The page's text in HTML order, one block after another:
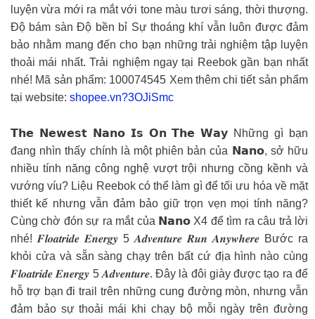
luyện vừa mới ra mắt với tone màu tươi sáng, thời thượng.
Độ bám sàn Độ bền bỉ Sự thoáng khí vẫn luôn được đảm
bảo nhằm mang đến cho bạn những trải nghiệm tập luyện
thoải mái nhất. Trải nghiệm ngay tại Reebok gần bạn nhất
nhé! Mã sản phẩm: 100074545 Xem thêm chi tiết sản phẩm
tại website: shopee.vn?3OJiSmc
𝗧𝗵𝗲 𝗡𝗲𝘄𝗲𝘀𝘁 𝗡𝗮𝗻𝗼 𝗜𝘀 𝗢𝗻 𝗧𝗵𝗲 𝗪𝗮𝘆 Những gì bạn
đang nhìn thấy chính là một phiên bản của 𝗡𝗮𝗻𝗼, sở hữu
nhiều tính năng công nghệ vượt trội nhưng cồng kềnh và
vướng víu? Liệu Reebok có thể làm gì để tối ưu hóa về mặt
thiết kế nhưng vẫn đảm bảo giữ trọn vẹn mọi tính năng?
Cùng chờ đón sự ra mắt của 𝗡𝗮𝗻𝗼 X4 để tìm ra câu trả lời
nhé! 𝑭𝒍𝒐𝒂𝒕𝒓𝒊𝒅𝒆 𝑬𝒏𝒆𝒓𝒈𝒚 5 𝑨𝒅𝒗𝒆𝒏𝒕𝒖𝒓𝒆 𝑹𝒖𝒏 𝑨𝒏𝒚𝒘𝒉𝒆𝒓𝒆 Bước ra
khỏi cửa và sẵn sàng chạy trên bất cứ địa hình nào cùng
𝑭𝒍𝒐𝒂𝒕𝒓𝒊𝒅𝒆 𝑬𝒏𝒆𝒓𝒈𝒚 5 𝑨𝒅𝒗𝒆𝒏𝒕𝒖𝒓𝒆. Đây là đôi giày được tạo ra để
hỗ trợ bạn đi trail trên những cung đường mòn, nhưng vẫn
đảm bảo sự thoải mái khi chạy bộ mỗi ngày trên đường